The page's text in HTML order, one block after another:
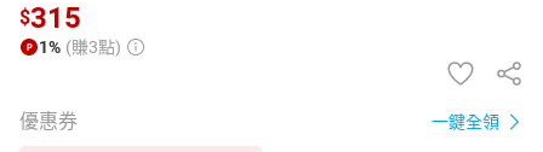
$315
1% (賺3點)
優惠券 一鍵全領